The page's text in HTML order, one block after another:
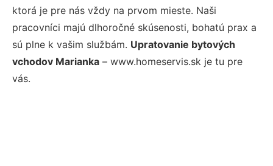
ktorá je pre nás vždy na prvom mieste. Naši
pracovníci majú dlhoročné skúsenosti, bohatú prax a
sú plne k vašim službám. Upratovanie bytových
vchodov Marianka – www.homeservis.sk je tu pre
vás.